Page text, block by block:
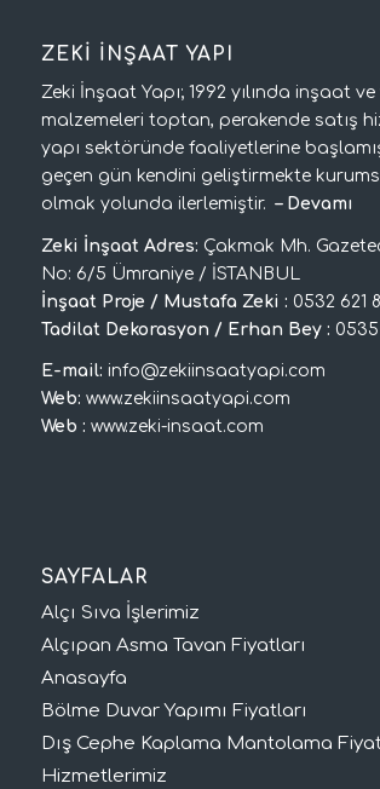
ZEKİ İNŞAAT YAPI
Zeki İnşaat Yapı; 1992 yılında inşaat ve
malzemeleri toptan, perakende satış
yapı sektöründe faaliyetlerine
geçen gün kendini geliştirmekte
olmak yolunda ilerlemiştir.– Devamı
Zeki İnşaat Adres: Çakmak Mh.
No: 6/5 Ümraniye / İSTANBUL
İnşaat Proje / Mustafa Zeki : 0532 621
Tadilat Dekorasyon / Erhan Bey :
E-mail: info@zekiinsaatyapi.com
Web: www.zekiinsaatyapi.com
Web : www.zeki-insaat.com
SAYFALAR
Alçı Sıva İşlerimiz
Alçıpan Asma Tavan Fiyatları
Anasayfa
Bölme Duvar Yapımı Fiyatları
Dış Cephe Kaplama Mantolama
Hizmetlerimiz